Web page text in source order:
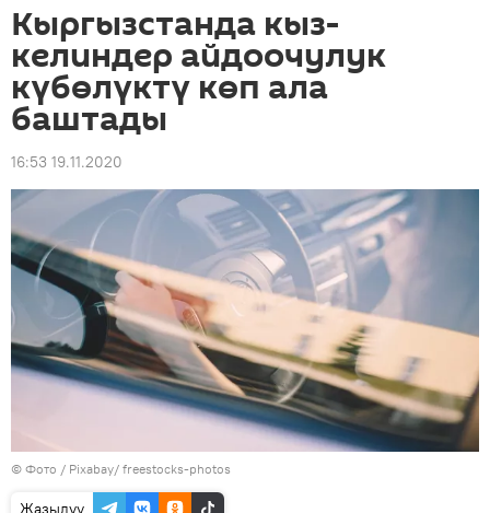
Кыргызстанда кыз-
келиндер айдоочулук
күбөлүктү көп ала
баштады
16:53 19.11.2020
© Фото / Pixabay/ freestocks-photos
Жазылуу